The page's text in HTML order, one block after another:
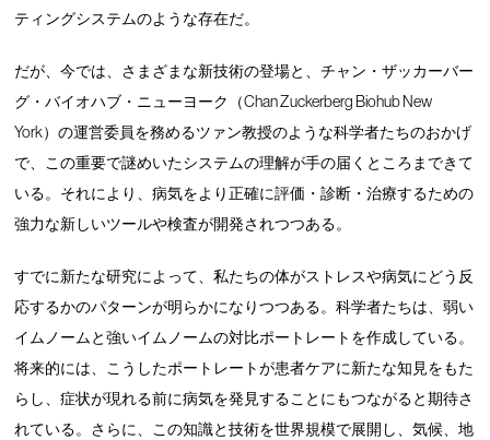
ティングシステムのような存在だ。
だが、今では、さまざまな新技術の登場と、チャン・ザッカーバー
グ・バイオハブ・ニューヨーク（Chan Zuckerberg Biohub New
York）の運営委員を務めるツァン教授のような科学者たちのおかげ
で、この重要で謎めいたシステムの理解が手の届くところまできて
いる。それにより、病気をより正確に評価・診断・治療するための
強力な新しいツールや検査が開発されつつある。
すでに新たな研究によって、私たちの体がストレスや病気にどう反
応するかのパターンが明らかになりつつある。科学者たちは、弱い
イムノームと強いイムノームの対比ポートレートを作成している。
将来的には、こうしたポートレートが患者ケアに新たな知見をもた
らし、症状が現れる前に病気を発見することにもつながると期待さ
れている。さらに、この知識と技術を世界規模で展開し、気候、地